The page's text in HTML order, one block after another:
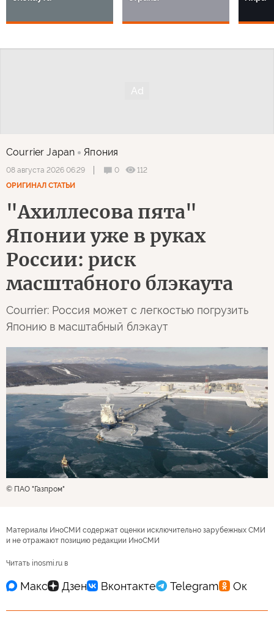
Courrier Japan Япония
08 августа 2026 06:29 0
112
ОРИГИНАЛ СТАТЬИ
"Ахиллесова пята"
Японии уже в руках
России: риск
масштабного блэкаута
Courrier: Россия может с легкостью погрузить
Японию в масштабный блэкаут
© ПАО "Газпром"
Материалы ИноСМИ содержат оценки исключительно зарубежных СМИ
и не отражают позицию редакции ИноСМИ
Читать inosmi.ru в